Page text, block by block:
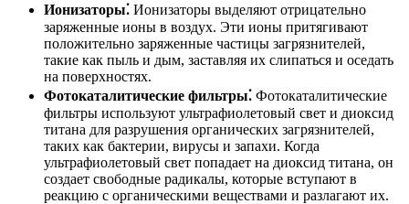
Ионизаторы⁚ Ионизаторы выделяют отрицательно
заряженные ионы в воздух. Эти ионы притягивают
положительно заряженные частицы загрязнителей,
такие как пыль и дым, заставляя их слипаться и оседать
на поверхностях.
Фотокаталитические фильтры⁚ Фотокаталитические
фильтры используют ультрафиолетовый свет и диоксид
титана для разрушения органических загрязнителей,
таких как бактерии, вирусы и запахи. Когда
ультрафиолетовый свет попадает на диоксид титана, он
создает свободные радикалы, которые вступают в
реакцию с органическими веществами и разлагают их.